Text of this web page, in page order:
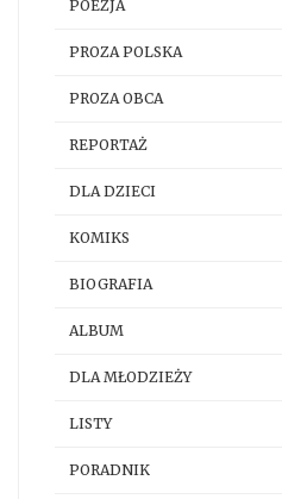
POEZJA
PROZA POLSKA
PROZA OBCA
REPORTAŻ
DLA DZIECI
KOMIKS
BIOGRAFIA
ALBUM
DLA MŁODZIEŻY
LISTY
PORADNIK